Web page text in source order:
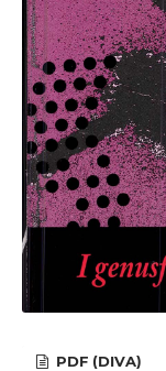
PDF (DIVA)